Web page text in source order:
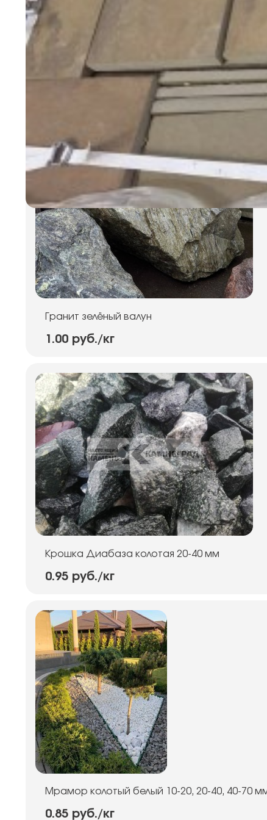
Плиты Серебрита Крупноформатные
Гранит зелёный валун
1.00 руб./кг
Крошка Диабаза колотая 20-40 мм
0.95 руб./кг
Мрамор колотый белый 10-20, 20-40, 40-70
0.85 руб./кг